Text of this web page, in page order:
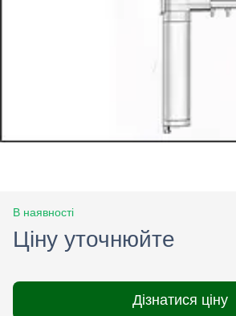
В наявності
Ціну уточнюйте
Дізнатися ціну